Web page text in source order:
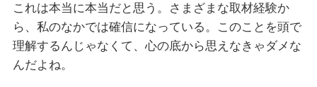
これは本当に本当だと思う。さまざまな取材経験か
ら、私のなかでは確信になっている。このことを頭で
理解するんじゃなくて、心の底から思えなきゃダメな
んだよね。